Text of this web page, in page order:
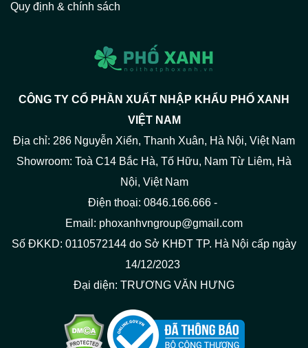
Quy định & chính sách
CÔNG TY CỔ PHẦN XUẤT NHẬP KHẨU PHỐ XANH
VIỆT NAM
Địa chỉ: 286 Nguyễn Xiển, Thanh Xuân, Hà Nội, Việt Nam
Showroom: Toà C14 Bắc Hà, Tố Hữu, Nam Từ Liêm, Hà
Nội, Việt Nam
Điện thoại: 0846.166.666 -
Email: phoxanhvngroup@gmail.com
Số ĐKKD: 0110572144 do Sở KHĐT TP. Hà Nội cấp ngày
14/12/2023
Đại diện: TRƯƠNG VĂN HƯNG